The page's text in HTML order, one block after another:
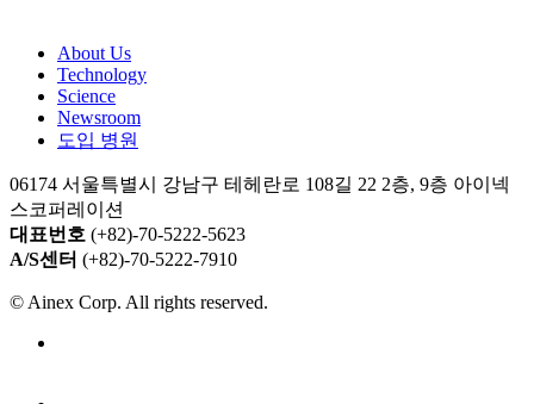
About Us​
Technology
Science
Newsroom
도입 병원
06174 서울특별시 강남구 테헤란로 108길 22 2층, 9층 아이넥
스코퍼레이션
대표번호 (+82)-70-5222-5623
A/S센터 (+82)-70-5222-7910
© Ainex Corp. All rights reserved.